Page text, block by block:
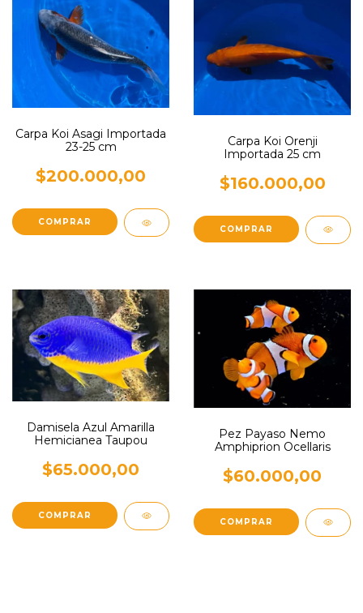
Carpa Koi Asagi Importada
23-25 cm
$200.000,00
Carpa Koi Orenji
Importada 25 cm
$160.000,00
Damisela Azul Amarilla
Hemicianea Taupou
$65.000,00
Pez Payaso Nemo
Amphiprion Ocellaris
$60.000,00